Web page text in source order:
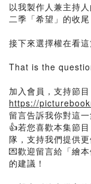
以我製作人兼主持
二季「希望」的收尾
接下來選擇權在看
That is the
加入會員，支持節目
https://
留言告訴我你對這一
👍若您喜歡本集節
隊，支持我們提供
💌歡迎留言給「繪
的建議！